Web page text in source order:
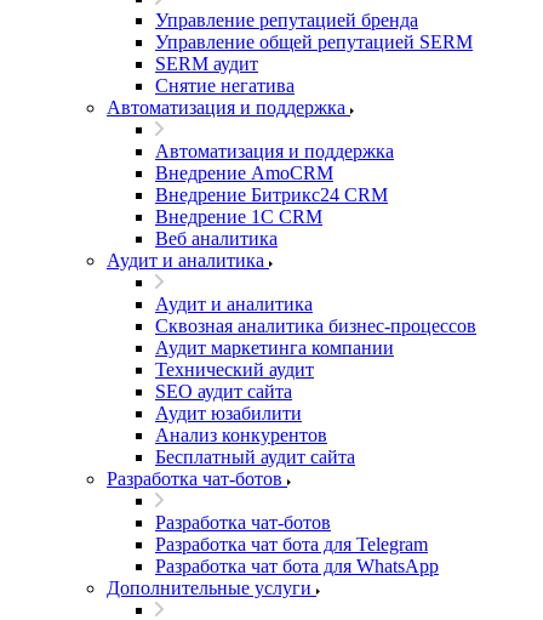
Управление репутацией бренда
Управление общей репутацией SERM
SERM аудит
Снятие негатива
Автоматизация и поддержка
Автоматизация и поддержка
Внедрение AmoCRM
Внедрение Битрикс24 CRM
Внедрение 1C CRM
Веб аналитика
Аудит и аналитика
Аудит и аналитика
Сквозная аналитика бизнес-процессов
Аудит маркетинга компании
Технический аудит
SEO аудит сайта
Аудит юзабилити
Анализ конкурентов
Бесплатный аудит сайта
Разработка чат-ботов
Разработка чат-ботов
Разработка чат бота для Telegram
Разработка чат бота для WhatsApp
Дополнительные услуги